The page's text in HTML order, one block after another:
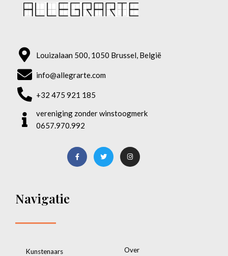
Louizalaan 500, 1050 Brussel, België
info@allegrarte.com
+32 475 921 185
vereniging zonder winstoogmerk
0657.970.992
Navigatie
Kunstenaars
Over